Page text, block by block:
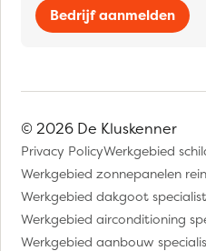
Bedrijf aanmelden
© 2026 De Kluskenner
Privacy PolicyWerkgebied
Werkgebied zonnepanelen
Werkgebied dakgoot
Werkgebied airconditioning
Werkgebied aanbouw